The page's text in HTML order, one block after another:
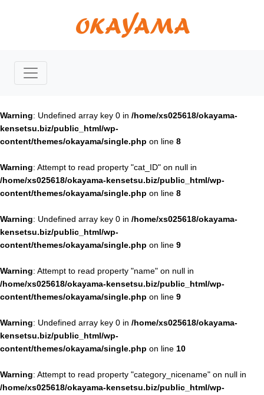
Warning: Undefined array key 0 in /home/xs025618/okayama-
kensetsu.biz/public_html/wp-
content/themes/okayama/single.php on line 8
Warning: Attempt to read property "cat_ID" on null in
/home/xs025618/okayama-kensetsu.biz/public_html/wp-
content/themes/okayama/single.php on line 8
Warning: Undefined array key 0 in /home/xs025618/okayama-
kensetsu.biz/public_html/wp-
content/themes/okayama/single.php on line 9
Warning: Attempt to read property "name" on null in
/home/xs025618/okayama-kensetsu.biz/public_html/wp-
content/themes/okayama/single.php on line 9
Warning: Undefined array key 0 in /home/xs025618/okayama-
kensetsu.biz/public_html/wp-
content/themes/okayama/single.php on line 10
Warning: Attempt to read property "category_nicename" on null in
/home/xs025618/okayama-kensetsu.biz/public_html/wp-